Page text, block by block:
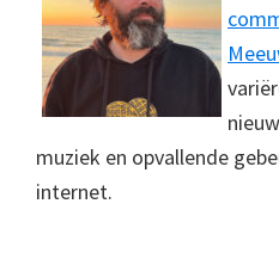
muziek en opvallende
internet.